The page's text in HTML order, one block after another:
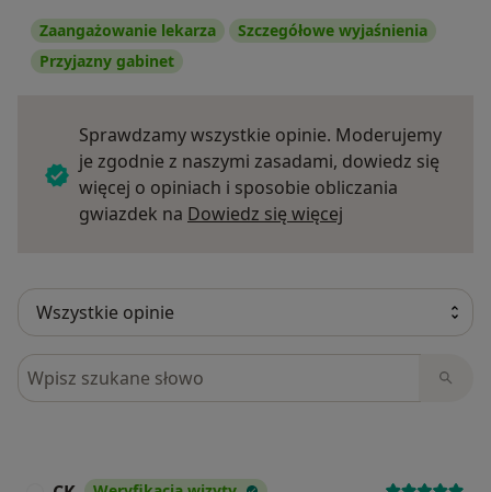
Zaangażowanie lekarza
Szczegółowe wyjaśnienia
Przyjazny gabinet
Sprawdzamy wszystkie opinie. Moderujemy
je zgodnie z naszymi zasadami, dowiedz się
więcej o opiniach i sposobie obliczania
gwiazdek na Dowiedz się więcej
Szukaj w opiniach